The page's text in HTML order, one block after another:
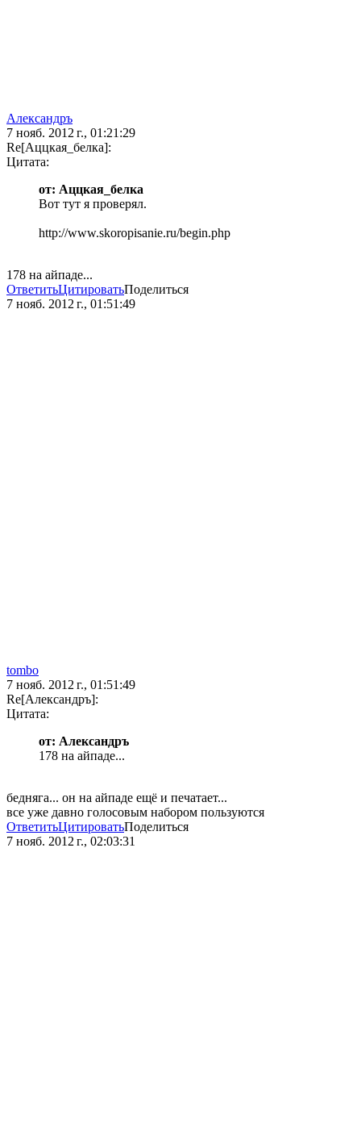
Александръ
7 нояб. 2012 г., 01:21:29
Re[Аццкая_белка]:
Цитата:
от: Аццкая_белка
Вот тут я проверял.
http://www.skoropisanie.ru/begin.php
178 на айпаде...
ОтветитьЦитироватьПоделиться
7 нояб. 2012 г., 01:51:49
tombo
7 нояб. 2012 г., 01:51:49
Re[Александръ]:
Цитата:
от: Александръ
178 на айпаде...
бедняга... он на айпаде ещё и печатает...
все уже давно голосовым набором пользуются
ОтветитьЦитироватьПоделиться
7 нояб. 2012 г., 02:03:31